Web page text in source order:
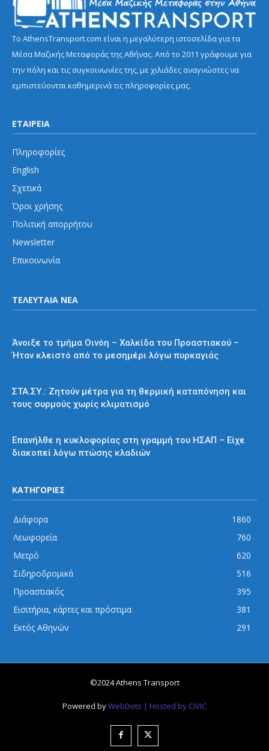
Το AthensTransport.com είναι η μεγαλύτερη ιστοσελίδα για τα
Μέσα Μαζικής Μεταφοράς της Αθήνας. Από το 2011 γράφουμε για
την πόλη και τις συγκοινωνίες της, με χιλιάδες αναγνώστες να
εμπιστεύονται καθημερινά τις πληροφορίες μας.
ΕΤΑΙΡΕΙΑ
Πληροφορίες
English
Σχετικά
Όροι χρήσης
Πολιτική απορρήτου
Newsletter
Επικοινωνία
ΤΕΛΕΥΤΑΙΑ ΝΕΑ
Άνοιξε το τμήμα Οινόη – Χαλκίδα του Προαστιακού –
Ήταν κλειστό από το μεσημέρι λόγω πυρκαγιάς
ΣΤΑ.ΣΥ.: Ζητούν μέτρα για τη θερμική καταπόνηση και
τους συρμούς χωρίς κλιματισμό
Επανήλθε η κυκλοφορίας στη γραμμή του ΗΣΑΠ – Είχε
διακοπεί λόγω πτώσης κλαδιών
ΚΑΤΗΓΟΡΙΕΣ
Διάφορα
1860
Λεωφορεία
760
Μετρό
620
Σιδηροδρομικά
516
Προαστιακός
395
Εισιτήρια, κάρτες και πρόστιμα
381
Εκτός Αθηνών
291
©2024 Athens Transport
Powered byWebDots | Hosted by CIVIC